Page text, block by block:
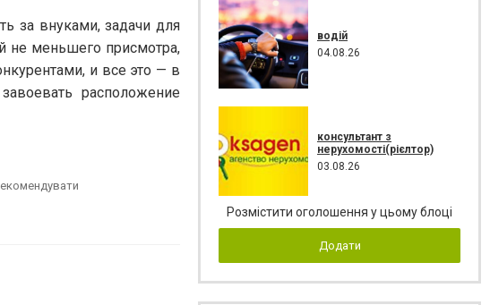
за внуками, задачи для
не меньшего присмотра,
и все это — в
расположение
водій
04.08.26
консультант з
нерухомості(рієлтор)
03.08.26
Розмістити оголошення у цьому блоці
Додати